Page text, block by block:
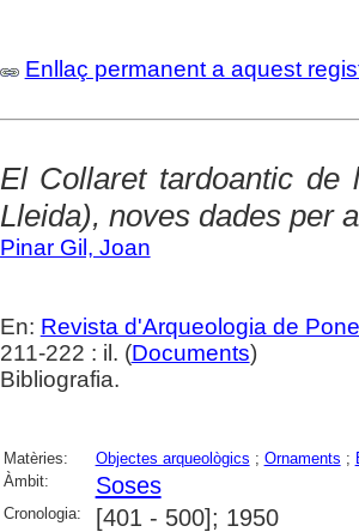
Enllaç permanent a aquest
El Collaret tardoantic de
Lleida), noves dades per
Pinar Gil, Joan
En: Revista d'Arqueologia de
211-222 : il. (Documents)
Bibliografia.
Matèries: Objectes arqueològics ; Ornaments ;
Àmbit:
Soses
Cronologia: [401 - 500]; 1950